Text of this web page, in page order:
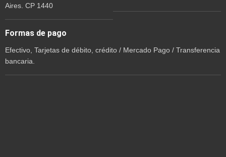
Aires. CP 1440
Formas de pago
Efectivo, Tarjetas de débito, crédito / Mercado Pago / Transferencia
bancaria.